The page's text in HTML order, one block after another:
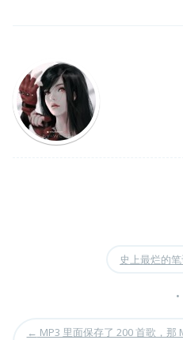
史上最烂的
•
← MP3 里面保存了 200 首歌，